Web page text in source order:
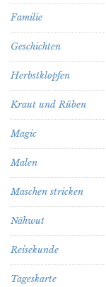
Familie
Geschichten
Herbstklopfen
Kraut und Rüben
Magic
Malen
Maschen stricken
Nähwut
Reisekunde
Tageskarte